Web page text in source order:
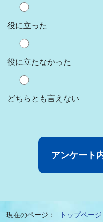
役に立った
役に立たなかった
どちらとも言えない
現在のページ： トップページ